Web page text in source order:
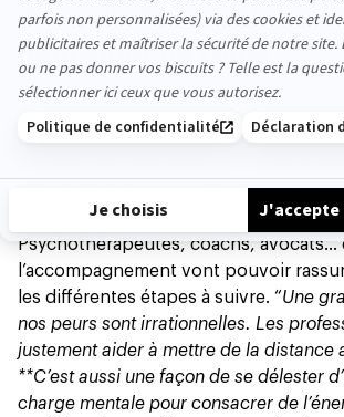
Conseil n°3 : savoir
demander de l’aide
Comme dans toute épreuve de la vie,
apprendre à accepter de l’aide, qu’elle
du soutien d’un proche, de
celui de professionnels.
Psychothérapeutes, coachs, avocats…
l’accompagnement vont pouvoir
les différentes étapes à suivre. “Une
nos peurs sont irrationnelles. Les
justement aider à mettre de la distance
**C’est aussi une façon de se délester
charge mentale pour consacrer de